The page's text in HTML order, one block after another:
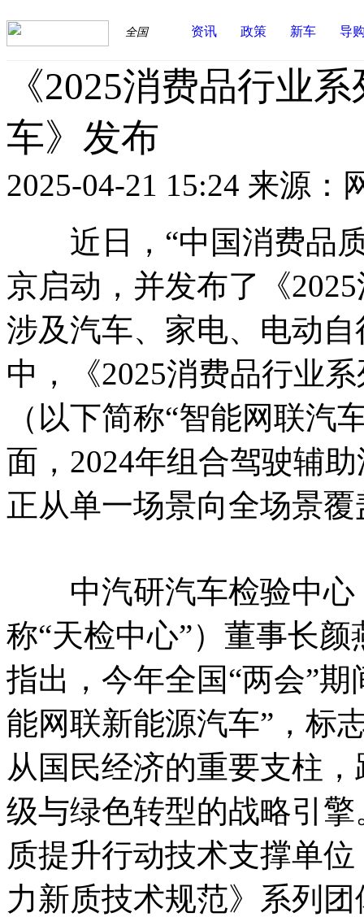
全国 资讯 政策 新车 导
《2025消费品行业
车》发布
2025-04-21 15:24 来源：
近日，“中国消费品质
京启动，并发布了《
涉及汽车、家电、电动
中，《2025消费品行业
（以下简称“智能网联汽
面，2024年组合驾驶辅
正从单一场景向全场景
中汽研汽车检验中心
称“天检中心”）董事长
指出，今年全国“两会”
能网联新能源汽车”，标
从国民经济的重要支柱
级与绿色转型的战略引
质提升行动技术支撑单
力新质技术规范》系列